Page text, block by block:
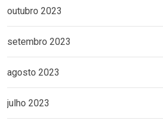
outubro 2023
setembro 2023
agosto 2023
julho 2023